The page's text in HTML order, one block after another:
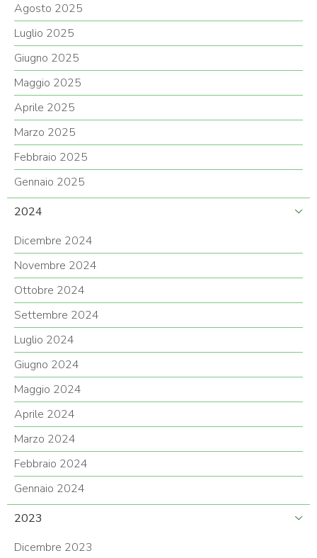
Agosto 2025
Luglio 2025
Giugno 2025
Maggio 2025
Aprile 2025
Marzo 2025
Febbraio 2025
Gennaio 2025
2024
Dicembre 2024
Novembre 2024
Ottobre 2024
Settembre 2024
Luglio 2024
Giugno 2024
Maggio 2024
Aprile 2024
Marzo 2024
Febbraio 2024
Gennaio 2024
2023
Dicembre 2023